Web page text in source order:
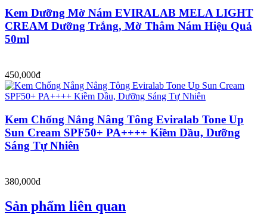
Kem Dưỡng Mờ Nám EVIRALAB MELA LIGHT
CREAM Dưỡng Trắng, Mờ Thâm Nám Hiệu Quả
50ml
450,000đ
Kem Chống Nắng Nâng Tông Eviralab Tone Up
Sun Cream SPF50+ PA++++ Kiềm Dầu, Dưỡng
Sáng Tự Nhiên
380,000đ
Sản phẩm liên quan